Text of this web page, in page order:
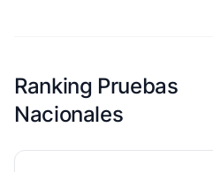
Ranking Pruebas
Nacionales